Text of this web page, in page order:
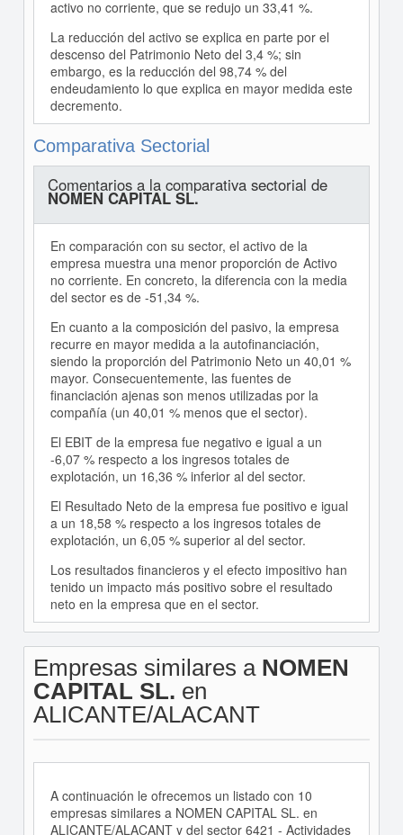
activo no corriente, que se redujo un 33,41 %.
La reducción del activo se explica en parte por el
descenso del Patrimonio Neto del 3,4 %; sin
embargo, es la reducción del 98,74 % del
endeudamiento lo que explica en mayor medida este
decremento.
Comparativa Sectorial
Comentarios a la comparativa sectorial de
NOMEN CAPITAL SL.
En comparación con su sector, el activo de la
empresa muestra una menor proporción de Activo
no corriente. En concreto, la diferencia con la media
del sector es de -51,34 %.
En cuanto a la composición del pasivo, la empresa
recurre en mayor medida a la autofinanciación,
siendo la proporción del Patrimonio Neto un 40,01 %
mayor. Consecuentemente, las fuentes de
financiación ajenas son menos utilizadas por la
compañía (un 40,01 % menos que el sector).
El EBIT de la empresa fue negativo e igual a un
-6,07 % respecto a los ingresos totales de
explotación, un 16,36 % inferior al del sector.
El Resultado Neto de la empresa fue positivo e igual
a un 18,58 % respecto a los ingresos totales de
explotación, un 6,05 % superior al del sector.
Los resultados financieros y el efecto impositivo han
tenido un impacto más positivo sobre el resultado
neto en la empresa que en el sector.
Empresas similares a NOMEN
CAPITAL SL. en
ALICANTE/ALACANT
A continuación le ofrecemos un listado con 10
empresas similares a NOMEN CAPITAL SL. en
ALICANTE/ALACANT y del sector 6421 - Actividades